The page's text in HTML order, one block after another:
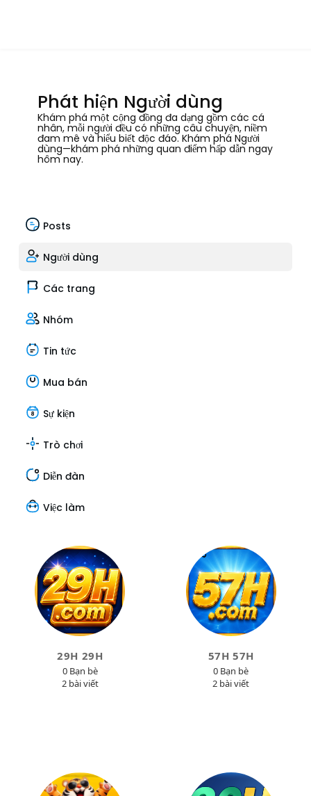
Phát hiện Người dùng
Khám phá một cộng đồng đa dạng gồm các cá
nhân, mỗi người đều có những câu chuyện, niềm
đam mê và hiểu biết độc đáo. Khám phá Người
dùng—khám phá những quan điểm hấp dẫn ngay
hôm nay.
Posts
Người dùng
Các trang
Nhóm
Tin tức
Mua bán
Sự kiện
Trò chơi
Diễn đàn
Việc làm
29H 29H
0 Bạn bè
2 bài viết
57H 57H
0 Bạn bè
2 bài viết